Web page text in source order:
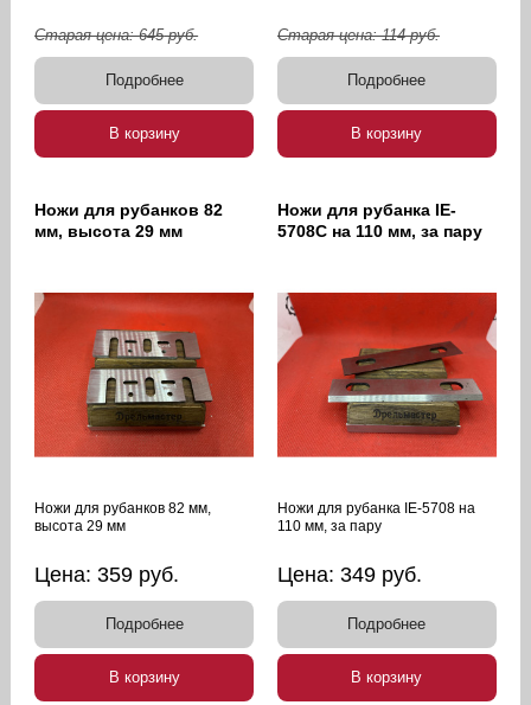
Старая цена:645руб.
Подробнее
В корзину
Старая цена:114руб.
Подробнее
В корзину
Ножи для рубанков 82
мм, высота 29 мм
Ножи для рубанков 82 мм,
высота 29 мм
Цена:359 руб.
Подробнее
В корзину
Ножи для рубанка IE-
5708C на 110 мм, за пару
Ножи для рубанка IE-5708 на
110 мм, за пару
Цена: 349 руб.
Подробнее
В корзину